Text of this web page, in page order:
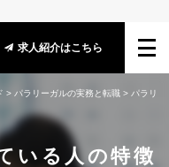
求人紹介はこちら
> パラリーガルの実務と転職 > パラリ
いる人の特徴